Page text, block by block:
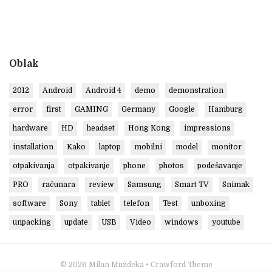
Oblak
2012 Android Android 4 demo demonstration
error first GAMING Germany Google Hamburg
hardware HD headset Hong Kong impressions
installation Kako laptop mobilni model monitor
otpakivanja otpakivanje phone photos podešavanje
PRO računara review Samsung Smart TV Snimak
software Sony tablet telefon Test unboxing
unpacking update USB Video windows youtube
© 2026 Milan Muždeka• Crawford Theme